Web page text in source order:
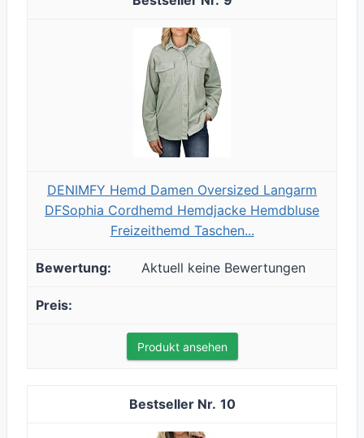
DENIMFY Hemd Damen Oversized Langarm
DFSophia Cordhemd Hemdjacke Hemdbluse
Freizeithemd Taschen...
Aktuell keine Bewertungen
Produkt ansehen
10